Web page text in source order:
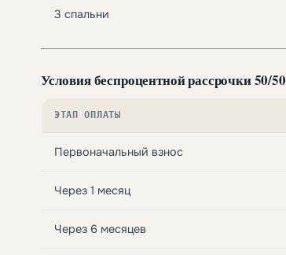
3 спальни
Условия беспроцентной рассрочки 50/50
ЭТАП ОПЛАТЫ
Первоначальный взнос
Через 1 месяц
Через 6 месяцев